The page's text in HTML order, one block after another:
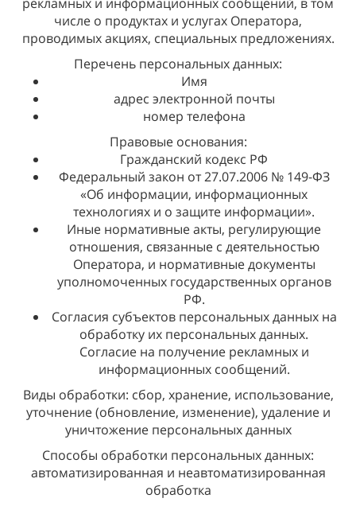
числе о продуктах и услугах Оператора,
проводимых акциях, специальных предложениях.
Перечень персональных данных:
Имя
адрес электронной почты
номер телефона
Правовые основания:
Гражданский кодекс РФ
Федеральный закон от 27.07.2006 № 149-ФЗ
«Об информации, информационных
технологиях и о защите информации».
Иные нормативные акты, регулирующие
отношения, связанные с деятельностью
Оператора, и нормативные документы
уполномоченных государственных органов
РФ.
Согласия субъектов персональных данных на
обработку их персональных данных.
Согласие на получение рекламных и
информационных сообщений.
Виды обработки: сбор, хранение, использование,
уточнение (обновление, изменение), удаление и
уничтожение персональных данных
Способы обработки персональных данных:
автоматизированная и неавтоматизированная
обработка